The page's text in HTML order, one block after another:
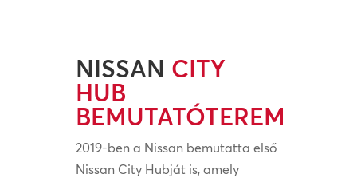
NISSAN CITY
HUB
BEMUTATÓTEREM
2019-ben a Nissan bemutatta első
Nissan City Hubját is, amely